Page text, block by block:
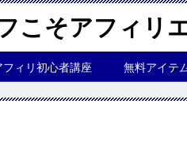
こそアフィリ
フィリ初心者講座 無料アイテ